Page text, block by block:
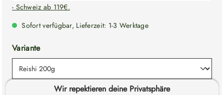
- Schweiz ab 119€.
Sofort verfügbar, Lieferzeit: 1-3 Werktage
Varianteauswählen
Wir repektieren deine Privatsphäre